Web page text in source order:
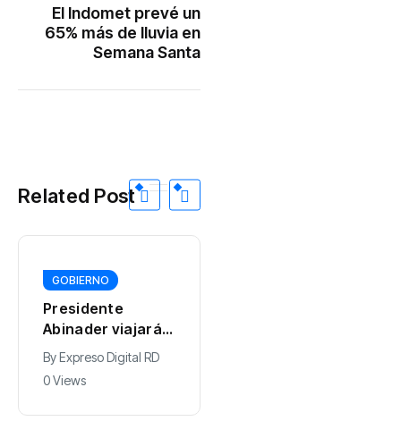
El Indomet prevé un
65% más de lluvia en
Semana Santa
Related Post
GOBIERNO
Presidente
Abinader viajará a
Colombia para
participar en la
toma de posesión
de Abelardo de la
ByExpreso Digital RD
0 Views